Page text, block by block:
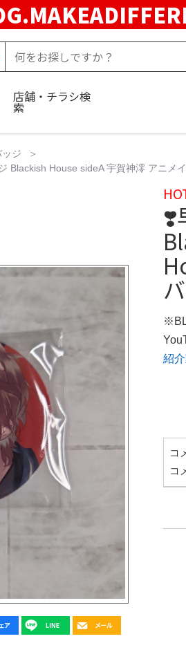
店舗・チラシ検
索
ジ
House sideA 宇賀神澪 アニメイ
❣️
紹
コ
コ